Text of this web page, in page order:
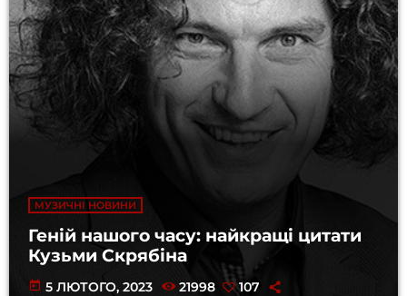
МУЗИЧНІ НОВИНИ
Геній нашого часу: найкращі цитати
Кузьми Скрябіна
today 5 ЛЮТОГО, 2023 21998 107